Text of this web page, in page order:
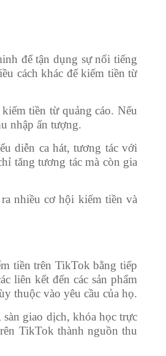
để tận dụng sự nổi tiếng
cách khác để kiếm tiền từ
tiền từ quảng cáo. Nếu
nhập ấn tượng.
diễn ca hát, tương tác với
tăng tương tác mà còn gia
nhiều cơ hội kiếm tiền và
tiền trên TikTok bằng tiếp
liên kết đến các sản phẩm
thuộc vào yêu cầu của họ.
giao dịch, khóa học trực
TikTok thành nguồn thu